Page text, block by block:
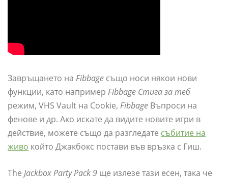
Завръщането на Fibbage също носи някои нови
функции, като например Fibbage Стига за теб
режим, VHS Vault на Cookie, Fibbage Въпроси на
фенове и др. Ако искате да видите новите игри в
действие, можете също да разгледате събитие на
живо който Джакбокс постави във връзка с Гиш.
The Jackbox Party Pack 9 ще излезе тази есен, така че